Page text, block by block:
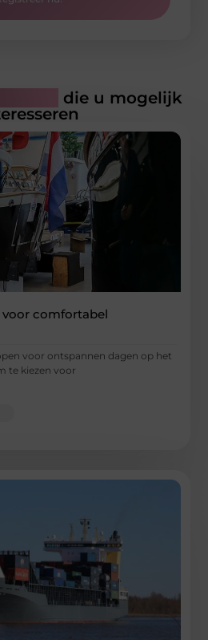
die u mogelijk
comfortabel
voor ontspannen dagen op het
te kiezen voor